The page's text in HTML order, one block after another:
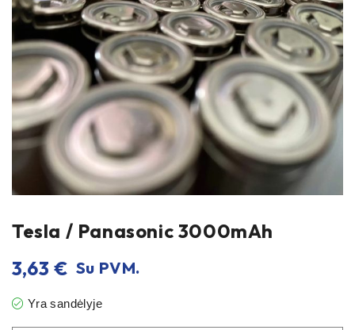
Tesla / Panasonic 3000mAh
3,63 € Su PVM.
Yra sandėlyje